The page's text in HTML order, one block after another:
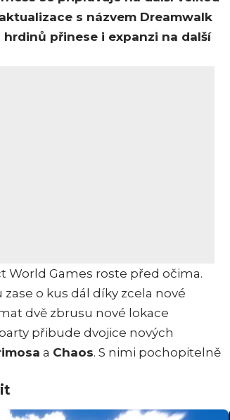
s názvem Dreamwalk
přinese i expanzi na další
World Games roste před očima.
o kus dál díky zcela nové
dvě zbrusu nové lokace
přibude dvojice nových
a Chaos. S nimi pochopitelně